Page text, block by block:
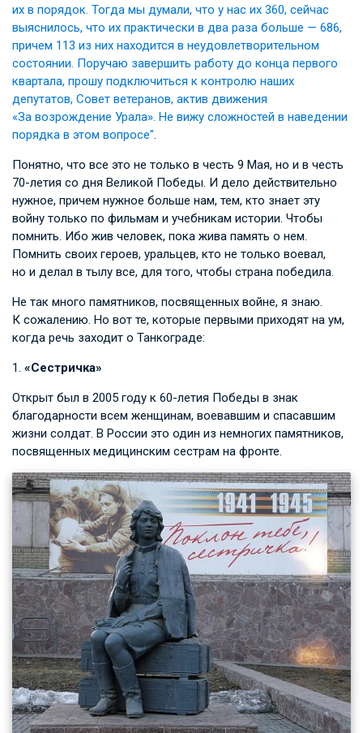
их в порядок. Тогда мы думали, что у нас их 360, сейчас
выяснилось, что их практически в два раза больше — 686,
причем 113 из них находится в неудовлетворительном
состоянии. Поручаю завершить работу до конца первого
квартала, прошу подключиться к контролю наших
депутатов, Совет ветеранов, актив движения
«За возрождение Урала». Не вижу сложностей в наведении
порядка в этом вопросе"
Понятно, что все это не только в честь 9 Мая, но и в честь
70-летия со дня Великой Победы. И дело действительно
нужное, причем нужное больше нам, тем, кто знает эту
войну только по фильмам и учебникам истории. Чтобы
помнить. Ибо жив человек, пока жива память о нем.
Помнить своих героев, уральцев, кто не только воевал,
но и делал в тылу все, для того, чтобы страна победила.
Не так много памятников, посвященных войне, я знаю.
К сожалению. Но вот те, которые первыми приходят на ум,
когда речь заходит о Танкограде:
1. «Сестричка»
Открыт был в 2005 году к 60-летия Победы в знак
благодарности всем женщинам, воевавшим и спасавшим
жизни солдат. В России это один из немногих памятников,
посвященных медицинским сестрам на фронте.